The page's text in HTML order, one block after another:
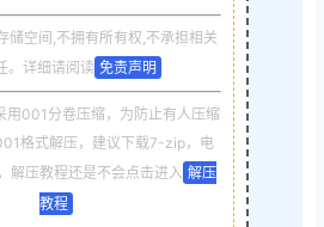
储空间,不拥有所有权,不承担相关
。详细请阅读 免责声明
用001分卷压缩，为防止有人压缩
格式解压，建议下载7-zip，电
解压教程还是不会点击进入 解压
教程